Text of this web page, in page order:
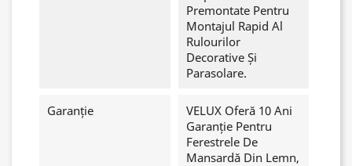
Premontate Pentru
Montajul Rapid Al
Rulourilor
Decorative Și
Parasolare.
Garanție
VELUX Oferă 10 Ani
Garanție Pentru
Ferestrele De
Mansardă Din Lemn,